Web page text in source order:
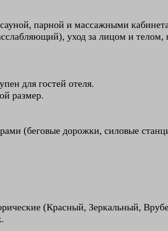
парной и массажными
уход за лицом и телом,
для гостей отеля.
размер.
(беговые дорожки, силовые
(Красный, Зеркальный,